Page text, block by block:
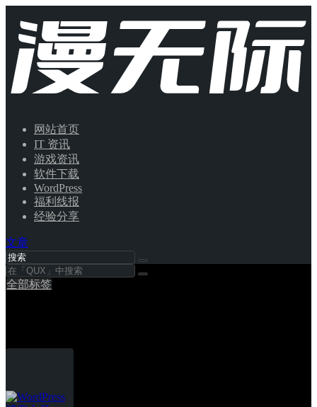
网站首页
IT 资讯
游戏资讯
软件下载
WordPress
福利线报
经验分享
文章
全部标签